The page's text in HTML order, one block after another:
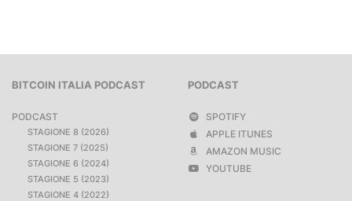
BITCOIN ITALIA PODCAST
PODCAST
STAGIONE 8 (2026)
STAGIONE 7 (2025)
STAGIONE 6 (2024)
STAGIONE 5 (2023)
STAGIONE 4 (2022)
PODCAST
SPOTIFY
APPLE ITUNES
AMAZON MUSIC
YOUTUBE